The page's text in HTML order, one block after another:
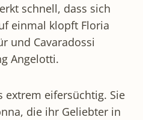
schnell, dass sich
einmal klopft Floria
und Cavaradossi
Angelotti.
extrem eifersüchtig. Sie
die ihr Geliebter in